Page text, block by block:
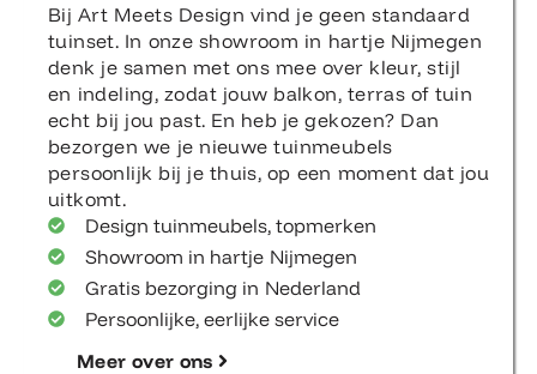
Bij Art Meets Design vind je geen standaard
tuinset. In onze showroom in hartje Nijmegen
denk je samen met ons mee over kleur, stijl
en indeling, zodat jouw balkon, terras of tuin
echt bij jou past. En heb je gekozen? Dan
bezorgen we je nieuwe tuinmeubels
persoonlijk bij je thuis, op een moment dat jou
uitkomt.
Design tuinmeubels, topmerken
Showroom in hartje Nijmegen
Gratis bezorging in Nederland
Persoonlijke, eerlijke service
Meer over ons